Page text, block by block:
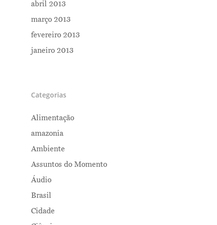
abril 2013
março 2013
fevereiro 2013
janeiro 2013
Categorias
Alimentação
amazonia
Ambiente
Assuntos do Momento
Áudio
Brasil
Cidade